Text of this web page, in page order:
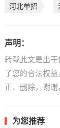
河北单招
声明：
转载此文是出
了您的合法权
正、删除，谢谢
为您推荐